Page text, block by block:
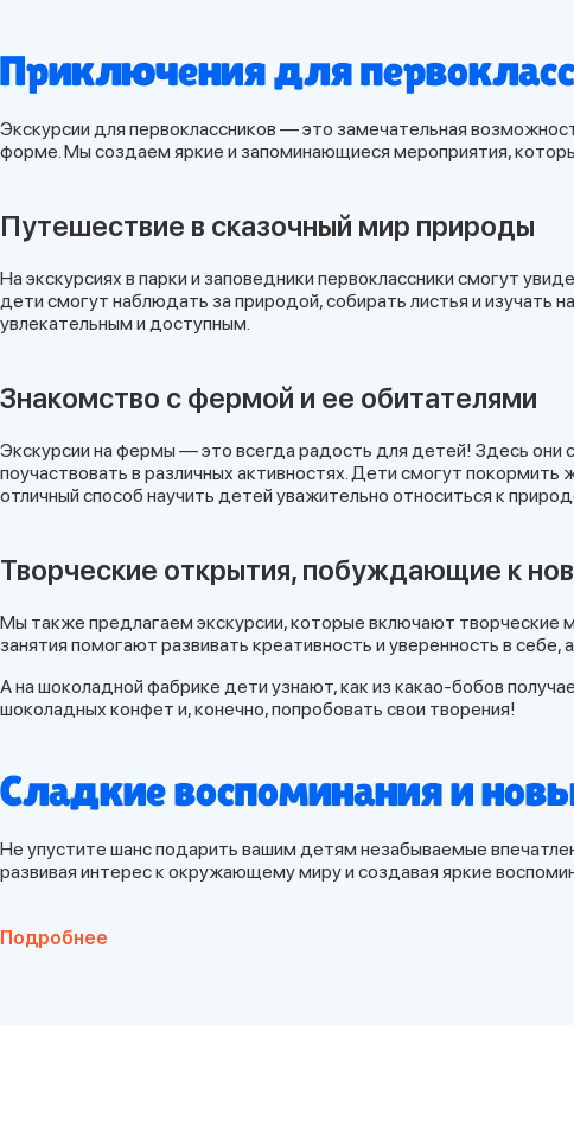
Приключения для
Экскурсии для первоклассников — это замечательная
форме. Мы создаем яркие и запоминающиеся мероприятия,
Путешествие в сказочный мир природы
На экскурсиях в парки и заповедники первоклассники смогут
дети смогут наблюдать за природой, собирать листья и
увлекательным и доступным.
Знакомство с фермой и ее обитателями
Экскурсии на фермы — это всегда радость для детей! Здесь они
поучаствовать в различных активностях. Дети смогут
отличный способ научить детей уважительно относиться к
Творческие открытия, побуждающие к
Мы также предлагаем экскурсии, которые включают творческие
занятия помогают развивать креативность и уверенность в
А на шоколадной фабрике дети узнают, как из какао-бобов
шоколадных конфет и, конечно, попробовать свои творения!
Сладкие воспоминания и
Не упустите шанс подарить вашим детям незабываемые
развивая интерес к окружающему миру и создавая яркие
Подробнее